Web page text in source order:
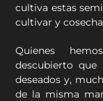
cultiva estas
cultivar y
Quienes
descubierto que
deseados y,
de la misma